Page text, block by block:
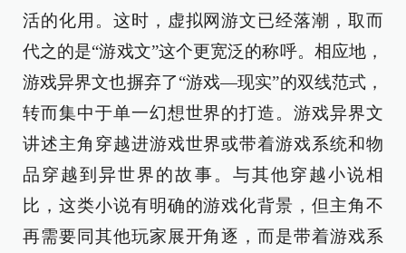
活的化用。这时，虚拟网游文已经落潮，取而
代之的是“游戏文”这个更宽泛的称呼。相应地，
游戏异界文也摒弃了“游戏—现实”的双线范式，
转而集中于单一幻想世界的打造。游戏异界文
讲述主角穿越进游戏世界或带着游戏系统和物
品穿越到异世界的故事。与其他穿越小说相
比，这类小说有明确的游戏化背景，但主角不
再需要同其他玩家展开角逐，而是带着游戏系